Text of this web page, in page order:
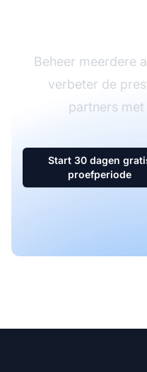
Beheer meerdere
verbeter de
partners met
Start 30 dagen
proefperiode